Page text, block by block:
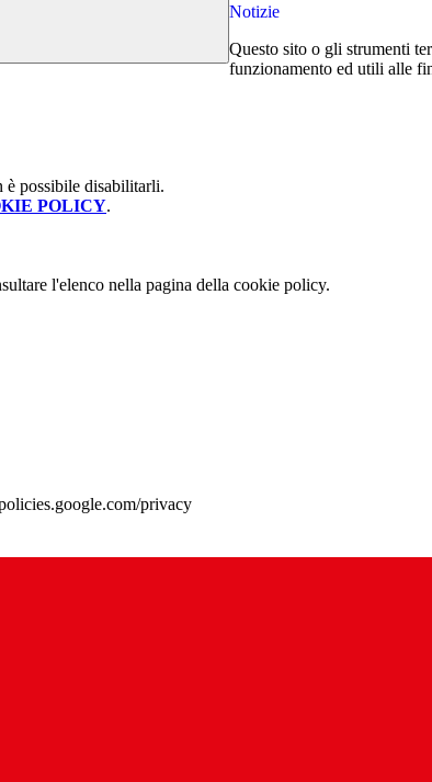
Notizie
Questo sito o gli strumenti
funzionamento ed utili alle
è possibile disabilitarli.
POLICY.
l'elenco nella pagina della cookie policy.
privacy